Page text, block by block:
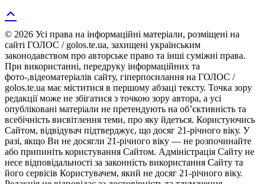
© 2026 Усі права на інформаційні матеріали, розміщені на
сайті ГОЛОС / golos.te.ua, захищені українським
законодавством про авторське право та інші суміжні права.
При використанні, передруку інформаційних та
фото-,відеоматеріалів сайту, гіперпосилання на ГОЛОС /
golos.te.ua має міститися в першому абзаці тексту. Точка зору
редакції може не збігатися з точкою зору автора, а усі
опубліковані матеріали не претендують на об’єктивність та
всебічність висвітлення теми, про яку йдеться. Користуючись
Сайтом, відвідувач підтверджує, що досяг 21-річного віку. У
разі, якщо Ви не досягли 21-річного віку — не розпочинайте
або припиніть користування Сайтом. Адміністрація Сайту не
несе відповідальності за законність використання Сайту та
його сервісів Користувачем, який не досяг 21-річного віку.